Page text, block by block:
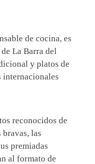
de cocina, es
La Barra del
y platos de
internacionales
reconocidos de
las
premiadas
al formato de